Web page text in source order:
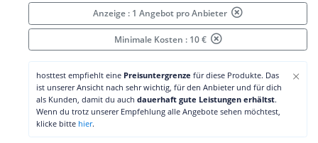
Anzeige : 1 Angebot pro Anbieter
Minimale Kosten : 10 €
×
hosttest empfiehlt eine Preisuntergrenze für diese Produkte. Das
ist unserer Ansicht nach sehr wichtig, für den Anbieter und für dich
als Kunden, damit du auch dauerhaft gute Leistungen erhältst.
Wenn du trotz unserer Empfehlung alle Angebote sehen möchtest,
klicke bitte hier.